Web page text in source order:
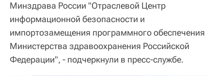
Минздрава России "Отраслевой Центр
информационной безопасности и
импортозамещения программного обеспечения
Министерства здравоохранения Российской
Федерации", - подчеркнули в пресс-службе.